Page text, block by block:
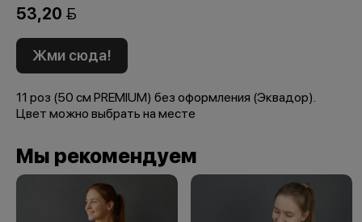
53,20 
Жми сюда!
11 роз (50 см PREMIUM) без оформления (Эквадор).
Цвет можно выбрать на месте
Мы рекомендуем